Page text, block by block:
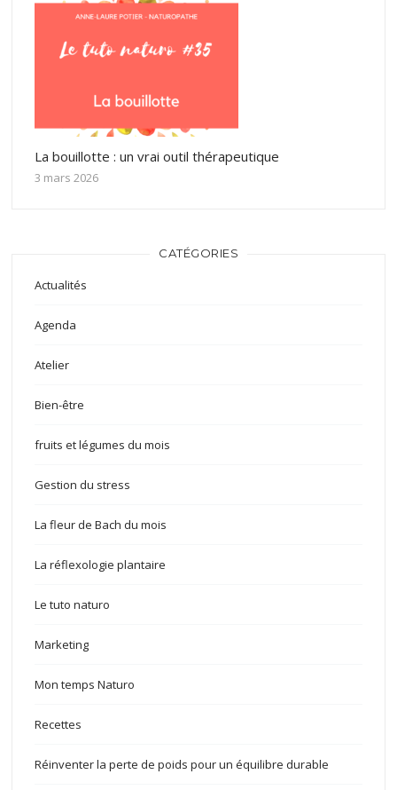
La bouillotte : un vrai outil thérapeutique
3 mars 2026
CATÉGORIES
Actualités
Agenda
Atelier
Bien-être
fruits et légumes du mois
Gestion du stress
La fleur de Bach du mois
La réflexologie plantaire
Le tuto naturo
Marketing
Mon temps Naturo
Recettes
Réinventer la perte de poids pour un équilibre durable